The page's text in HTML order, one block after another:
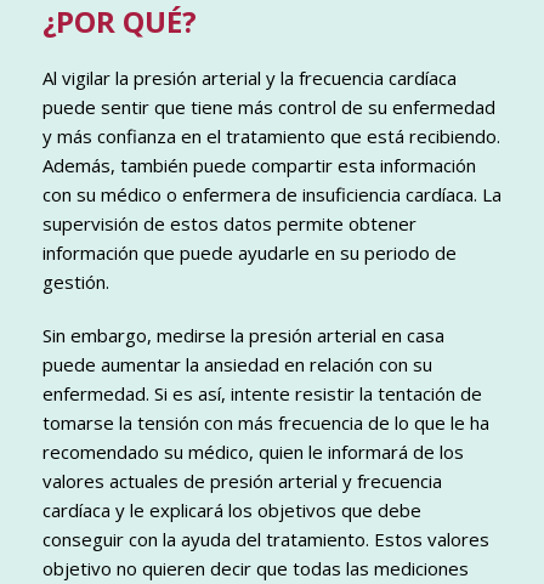
¿POR QUÉ?
Al vigilar la presión arterial y la frecuencia cardíaca
puede sentir que tiene más control de su enfermedad
y más confianza en el tratamiento que está recibiendo.
Además, también puede compartir esta información
con su médico o enfermera de insuficiencia cardíaca. La
supervisión de estos datos permite obtener
información que puede ayudarle en su periodo de
gestión.
Sin embargo, medirse la presión arterial en casa
puede aumentar la ansiedad en relación con su
enfermedad. Si es así, intente resistir la tentación de
tomarse la tensión con más frecuencia de lo que le ha
recomendado su médico, quien le informará de los
valores actuales de presión arterial y frecuencia
cardíaca y le explicará los objetivos que debe
conseguir con la ayuda del tratamiento. Estos valores
objetivo no quieren decir que todas las mediciones